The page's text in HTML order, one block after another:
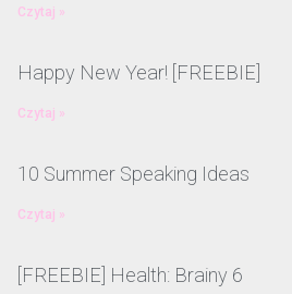
Czytaj »
Happy New Year! [FREEBIE]
Czytaj »
10 Summer Speaking Ideas
Czytaj »
[FREEBIE] Health: Brainy 6